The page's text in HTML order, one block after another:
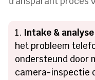
Intake & analyse
het probleem
ondersteund door
camera-inspectie